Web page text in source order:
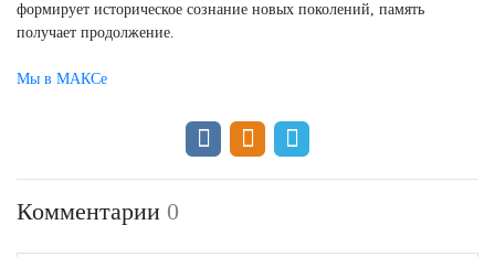
формирует историческое сознание новых поколений, память
получает продолжение.
Мы в МАКСе
Комментарии 0